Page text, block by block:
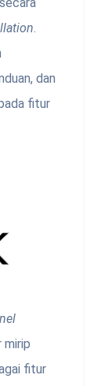
.
dan
fitur
mirip
fitur